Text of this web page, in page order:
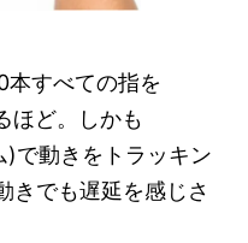
本すべての指を
ほど。しかも
で動きをトラッキン
きでも遅延を感じさ